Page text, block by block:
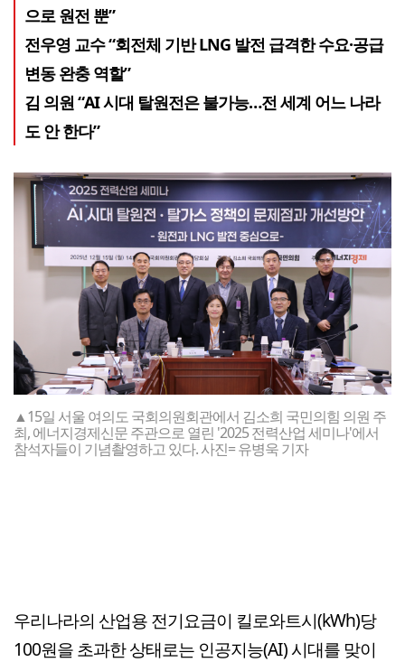
으로 원전 뿐”
전우영 교수 “회전체 기반 LNG 발전 급격한 수요·공급
변동 완충 역할”
김 의원 “AI 시대 탈원전은 불가능…전 세계 어느 나라
도 안 한다”
▲15일 서울 여의도 국회의원회관에서 김소희 국민의힘 의원 주
최, 에너지경제신문 주관으로 열린 '2025 전력산업 세미나'에서
참석자들이 기념촬영하고 있다. 사진= 유병욱 기자
우리나라의 산업용 전기요금이 킬로와트시(kWh)당
100원을 초과한 상태로는 인공지능(AI) 시대를 맞이